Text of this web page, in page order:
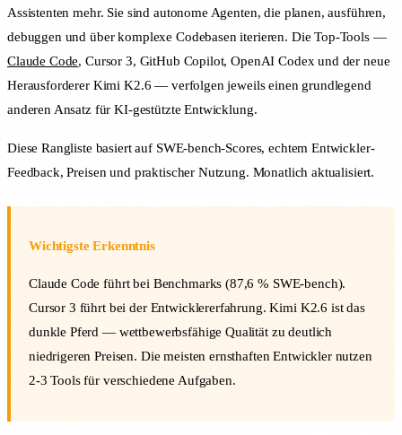
Assistenten mehr. Sie sind autonome Agenten, die planen, ausführen,
debuggen und über komplexe Codebasen iterieren. Die Top-Tools —
Claude Code, Cursor 3, GitHub Copilot, OpenAI Codex und der neue
Herausforderer Kimi K2.6 — verfolgen jeweils einen grundlegend
anderen Ansatz für KI-gestützte Entwicklung.
Diese Rangliste basiert auf SWE-bench-Scores, echtem Entwickler-
Feedback, Preisen und praktischer Nutzung. Monatlich aktualisiert.
Wichtigste Erkenntnis
Claude Code führt bei Benchmarks (87,6 % SWE-bench).
Cursor 3 führt bei der Entwicklererfahrung. Kimi K2.6 ist das
dunkle Pferd — wettbewerbsfähige Qualität zu deutlich
niedrigeren Preisen. Die meisten ernsthaften Entwickler nutzen
2-3 Tools für verschiedene Aufgaben.